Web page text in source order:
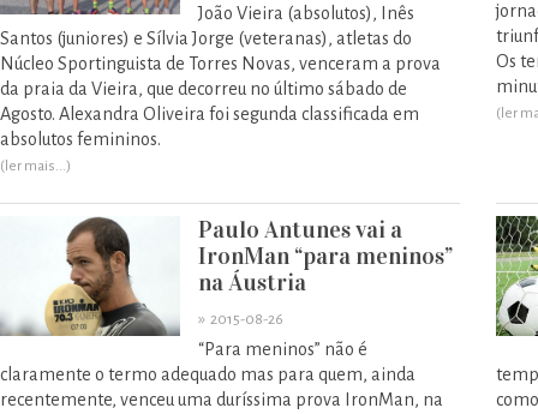
João Vieira (absolutos), Inês
Santos (juniores) e Sílvia Jorge (veteranas), atletas do
Núcleo Sportinguista de Torres Novas, venceram a prova
da praia da Vieira, que decorreu no último sábado de
Agosto. Alexandra Oliveira foi segunda classificada em
absolutos femininos.
(ler mais...)
Os
(ler
Paulo Antunes vai a
IronMan “para meninos”
na Áustria
» 2015-08-26
“Para meninos” não é
claramente o termo adequado mas para quem, ainda
recentemente, venceu uma duríssima prova IronMan, na